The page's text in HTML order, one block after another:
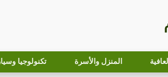
المنزل والأسرة تكنولوجيا